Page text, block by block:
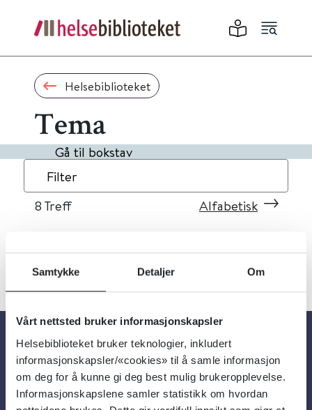
Samtykke Detaljer Om
Vårt nettsted bruker informasjonskapsler
Helsebiblioteket bruker teknologier, inkludert
informasjonskapsler/«cookies» til å samle informasjon
om deg for å kunne gi deg best mulig brukeropplevelse.
Informasjonskapslene samler statistikk om hvordan
Helsebiblioteket
Tema
Gå til bokstav
Filter
8 Treff Alfabetisk
Om oss
Om Helsebiblioteket